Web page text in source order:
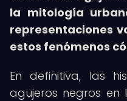
la mitología
representaciones
estos fenómenos
En definitiva, las
agujeros negros